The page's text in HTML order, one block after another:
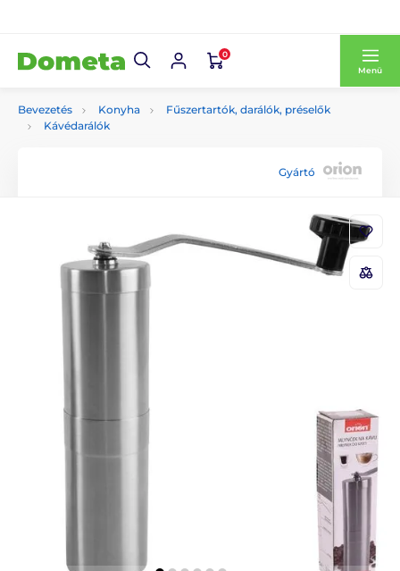
0
Menü
Bevezetés Konyha
Fűszertartók, darálók, préselők
Kávédarálók
Gyártó